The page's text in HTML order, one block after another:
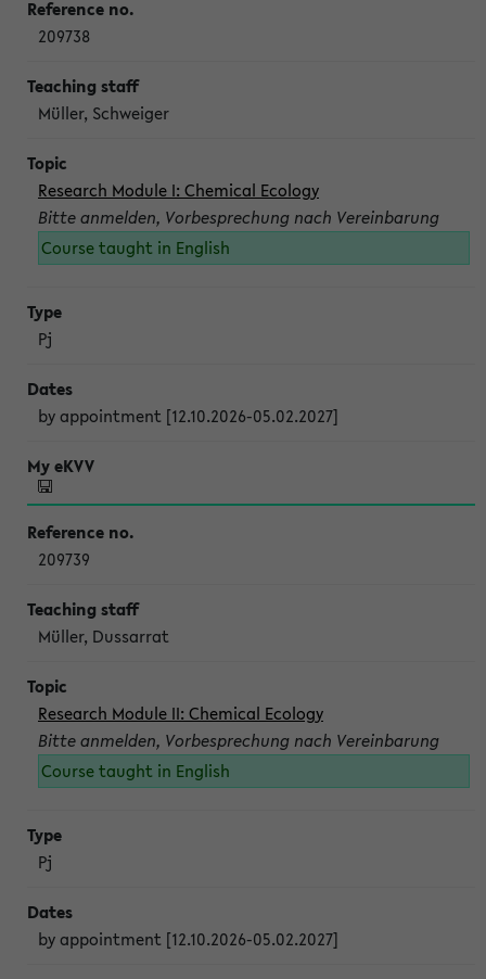
209738
Müller, Schweiger
Research Module I: Chemical Ecology
Bitte anmelden, Vorbesprechung nach Vereinbarung
Course taught in English
Pj
by appointment [12.10.2026-05.02.2027]
209739
Müller, Dussarrat
Research Module II: Chemical Ecology
Bitte anmelden, Vorbesprechung nach Vereinbarung
Course taught in English
Pj
by appointment [12.10.2026-05.02.2027]